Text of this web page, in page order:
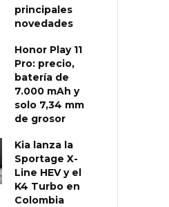
principales
novedades
Honor Play 11
Pro: precio,
batería de
7.000 mAh y
solo 7,34 mm
de grosor
Kia lanza la
Sportage X-
Line HEV y el
K4 Turbo en
Colombia